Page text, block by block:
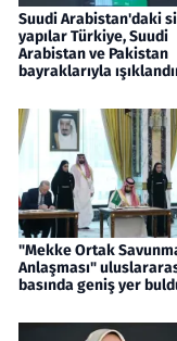
Suudi Arabistan'daki
yapılar Türkiye, Suudi
Arabistan ve Pakistan
bayraklarıyla
"Mekke Ortak
Anlaşması"
basında geniş yer